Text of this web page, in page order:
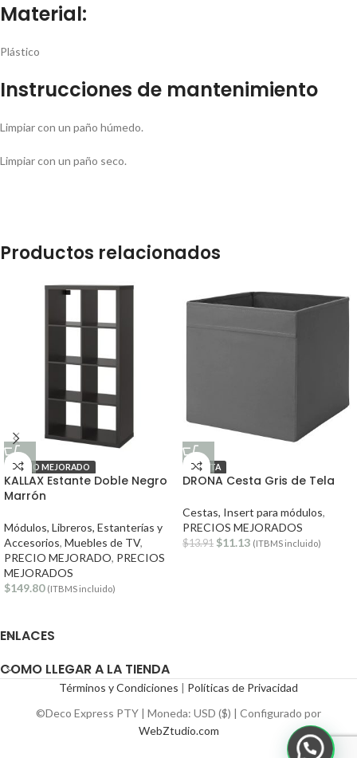
Material:
Plástico
Instrucciones de mantenimiento
Limpiar con un paño húmedo.
Limpiar con un paño seco.
Productos relacionados
PRECIO MEJORADO
KALLAX Estante Doble Negro
Marrón
Módulos, Libreros, Estanterías y
Accesorios, Muebles de TV,
PRECIO MEJORADO, PRECIOS
MEJORADOS
$149.80 (ITBMS incluido)
OFERTA
DRONA Cesta Gris de Tela
Cestas, Insert para módulos,
PRECIOS MEJORADOS
$13.91 $11.13 (ITBMS incluido)
ENLACES
COMO LLEGAR A LA TIENDA
Términos y Condiciones | Políticas de Privacidad
©Deco Express PTY | Moneda: USD ($) | Configurado por
WebZtudio.com